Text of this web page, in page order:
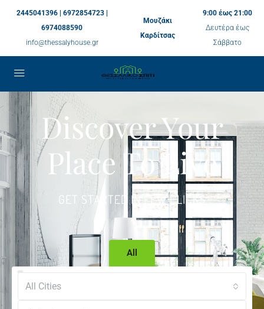
2445041396 | 6972854723 |
6974088590
info@thessalyhouse.gr
Μουζάκι
Καρδίτσας
9:00 έως 21:00
Δευτέρα έως
Σάββατο
Discover Your
Place To Live
GET STARTED IN FEW CLICKS
All
All Cities